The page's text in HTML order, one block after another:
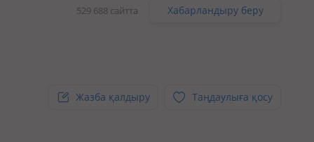
529 688 сайтта Хабарландыру беру
Жазба қалдыру Таңдаулыға қосу